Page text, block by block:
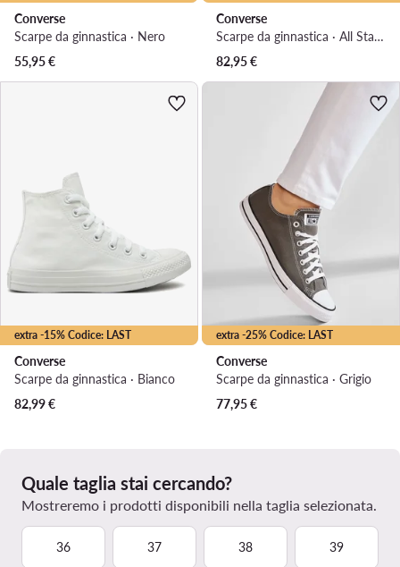
Converse
Scarpe da ginnastica · Nero
55,95€
Converse
Scarpe da ginnastica · All Star · Rosso
82,95€
extra -15% Codice: LAST
Converse
Scarpe da ginnastica · Bianco
82,99€
extra -25% Codice: LAST
Converse
Scarpe da ginnastica · Grigio
77,95€
Quale taglia stai cercando?
Mostreremo i prodotti disponibili nella taglia selezionata.
36 37 38 39